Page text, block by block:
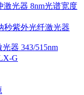
激光器 8nm光谱宽度
秒紫外光纤激光器
器 343/515nm
G